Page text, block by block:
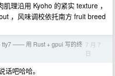
理沿用 Kyoho 的紧实 texture ，
，风味调校依托南方 fruit breed
tty7 —— 用 Rust + gpui 写的终 7 月 7
日
吧哈哈。